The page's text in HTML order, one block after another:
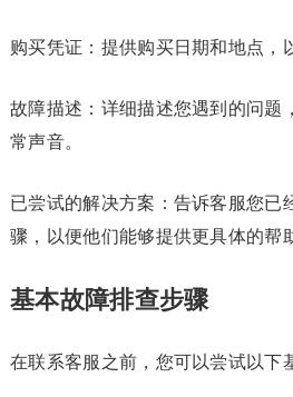
购买凭证：提供购买日期和地点，
故障描述：详细描述您遇到的问题
常声音。
已尝试的解决方案：告诉客服您已
骤，以便他们能够提供更具体的帮
基本故障排查步骤
在联系客服之前，您可以尝试以下